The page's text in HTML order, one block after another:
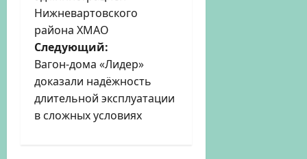
г
а
ц
и
Нижневартовского
района ХМАО
Следующий:
Вагон-дома «Лидер»
доказали надёжность
длительной эксплуатации
в сложных условиях